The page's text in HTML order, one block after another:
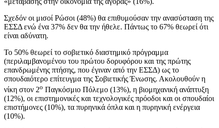
Σχεδόν οι μισοί Ρώσοι (48%) θα επιθυμούσαν την ανασύσταση της
ΕΣΣΔ ενώ ένα 37% δεν θα την ήθελε. Πάντως το 67% θεωρεί ότι
είναι αδύνατη.
Το 50% θεωρεί το σοβιετικό διαστημικό πρόγραμμα
(περιλαμβανομένου του πρώτου δορυφόρου και της πρώτης
επανδρωμένης πτήσης, που έγιναν από την ΕΣΣΔ) ως το
σπουδαιότερο επίτευγμα της Σοβιετικής Ένωσης. Ακολουθούν η
νίκη στον 2ο Παγκόσμιο Πόλεμο (13%), η βιομηχανική ανάπτυξη
(12%), οι επιστημονικές και τεχνολογικές πρόοδοι και οι σπουδαίοι
επιστήμονες (10%), τα πυρηνικά όπλα και η πυρηνική ενέργεια
(10%).